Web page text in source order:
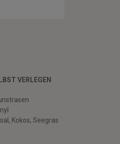
VERLEGEN
Kokos, Seegras